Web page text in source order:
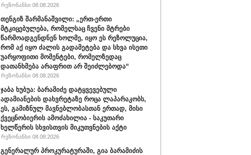
რეზონანსი 08.08.2026
თენგიზ შარმანაშვილი: „ერთ-ერთი
მტკიცებულება, რომელსაც ჩვენი მტრები
წარმოადგენდნენ ხოლმე, იყო ეს რეზოლუცია,
რომ აქ იყო ძალის გადამეტება და სხვა ისეთი
უარყოფითი მომენტები, რომელზედაც
დათანხმება არაფრით არ შეიძლებოდა“
რეზონანსი 08.08.2026
ჯაბა ხუბუა: ბარამიძე დატყვევებული
ადამიანების დახვრეტაზე როცა ლაპარაკობს,
ეს, გამიზნულ მავნებლობასთან ერთად, მისი
ქვეცნობიერის ამოძახილია - საკუთარი
ხელწერის სხვისთვის მიკუთვნების აქტი
რეზონანსი 08.08.2026
გენერალურ პროკურატურაში, გია ბარამიძის